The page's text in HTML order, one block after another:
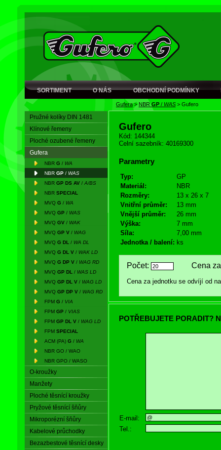
SORTIMENT O NÁS OBCHODNÍ PODMÍNKY
Gufera> NBRGP / WAS > Gufero
Pružné kolíky DIN 1481
Klínové řemeny
Ploché ozubené řemeny
Gufera
NBR G / WA
NBR GP / WAS
NBR GP DS AV / A/BS
NBR SPECIAL
MVQ G / WA
MVQ GP / WAS
MVQ GV / WAK
MVQ GP V / WAG
MVQ G DL / WA DL
MVQ G DL V / WAK LD
MVQ G DP V / WAG RD
MVQ GP DL / WAS LD
MVQ GP DL V / WAG LD
MVQ GP DP V / WAG RD
FPM G / VIA
FPM GP / VIAS
FPM GP DL V / WAG LD
FPM SPECIAL
ACM (PA) G / WA
NBR GO / WAO
NBR GPO / WASO
O-kroužky
Manžety
Ploché těsnící kroužky
Pryžové těsnící šňůry
Mikroporézní šňůry
Kabelové průchodky
Bezazbestové těsnící desky
Gufero
Kód: 144344
Celní sazebník: 40169300
Parametry
Typ:
GP
Materiál:
NBR
Rozměry:
13 x 26 x 7
Vnitřní průměr:
13 mm
Vnější průměr:
26 mm
Výška:
7 mm
Síla:
7,00 mm
Jednotka / balení: ks
Počet: Cena za
Cena za jednotku se odvíjí od
POTŘEBUJETE PORADIT?
E-mail:
Tel.: